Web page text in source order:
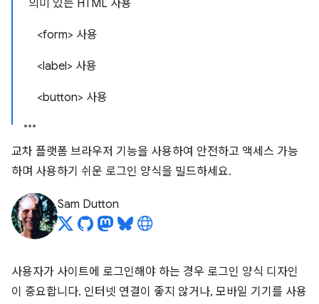
의미 있는 HTML 사용
<form> 사용
<label> 사용
<button> 사용
교차 플랫폼 브라우저 기능을 사용하여 안전하고 액세스 가능
하며 사용하기 쉬운 로그인 양식을 빌드하세요.
Sam Dutton
사용자가 사이트에 로그인해야 하는 경우 로그인 양식 디자인
이 중요합니다. 인터넷 연결이 좋지 않거나, 모바일 기기를 사용